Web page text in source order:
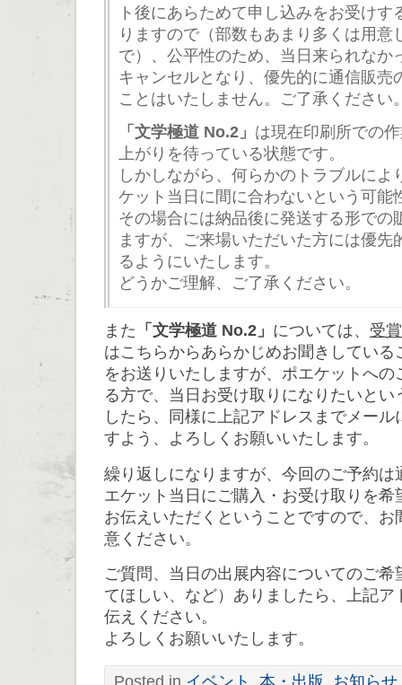
ト後にあらためて申し込みをお受けす
りますので（部数もあまり多くは用意
で）、公平性のため、当日来られなか
キャンセルとなり、優先的に通信販売
ことはいたしません。ご了承ください
「文学極道 No.2」 は現在印刷所での
上がりを待っている状態です。
しかしながら、何らかのトラブルによ
ケット当日に間に合わないという可能
その場合には納品後に発送する形での
ますが、ご来場いただいた方には優先
るようにいたします。
どうかご理解、ご了承ください。
また 「文学極道 No.2」 については、 受
はこちらからあらかじめお聞きしている
をお送りいたしますが、ポエケットへ
る方で、当日お受け取りになりたいと
したら、同様に上記アドレスまでメー
すよう、よろしくお願いいたします。
繰り返しになりますが、今回のご予約は
エケット当日にご購入・お受け取りを希
お伝えいただくということですので、お
意ください。
ご質問、当日の出展内容についてのご
てほしい、など）ありましたら、上記ア
伝えください。
よろしくお願いいたします。
Posted in イベント , 本・出版, お知らせ